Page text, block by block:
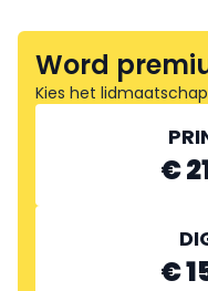
Word
Kies het
€
€